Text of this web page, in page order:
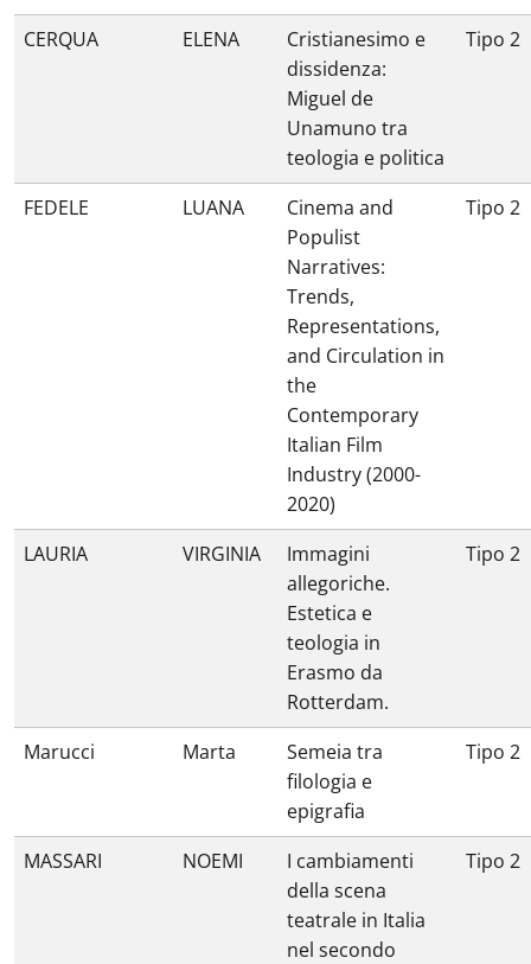
CERQUA
ELENA
Cristianesimo e
dissidenza:
Miguel de
Unamuno tra
teologia e politica
Tipo 2
FEDELE LUANA
Cinema and
Populist
Narratives:
Trends,
Representations,
and Circulation in
the
Contemporary
Italian Film
Industry (2000-
2020)
Tipo 2
LAURIA VIRGINIA
Immagini
allegoriche.
Estetica e
teologia in
Erasmo da
Rotterdam.
Tipo 2
Marucci Marta
Semeia tra
filologia e
epigrafia
Tipo 2
MASSARI NOEMI
I cambiamenti
della scena
teatrale in Italia
nel secondo
Tipo 2